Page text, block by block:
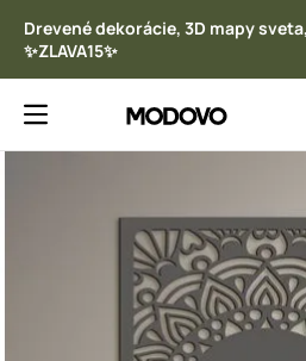
Drevené dekorácie, 3D mapy
✨ZLAVA15✨